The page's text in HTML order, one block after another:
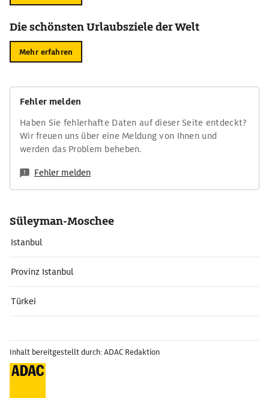
Die schönsten Urlaubsziele der Welt
Mehr erfahren
Fehler melden
Haben Sie fehlerhafte Daten auf dieser Seite entdeckt?
Wir freuen uns über eine Meldung von Ihnen und
werden das Problem beheben.
Fehler melden
Süleyman-Moschee
Istanbul
Provinz Istanbul
Türkei
Inhalt bereitgestellt durch: ADAC Redaktion